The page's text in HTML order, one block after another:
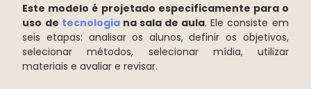
Este modelo é projetado especificamente para o
uso de tecnologiana sala de aula. Ele consiste em
seis etapas: analisar os alunos, definir os objetivos,
selecionar métodos, selecionar mídia, utilizar
materiais e avaliar e revisar.